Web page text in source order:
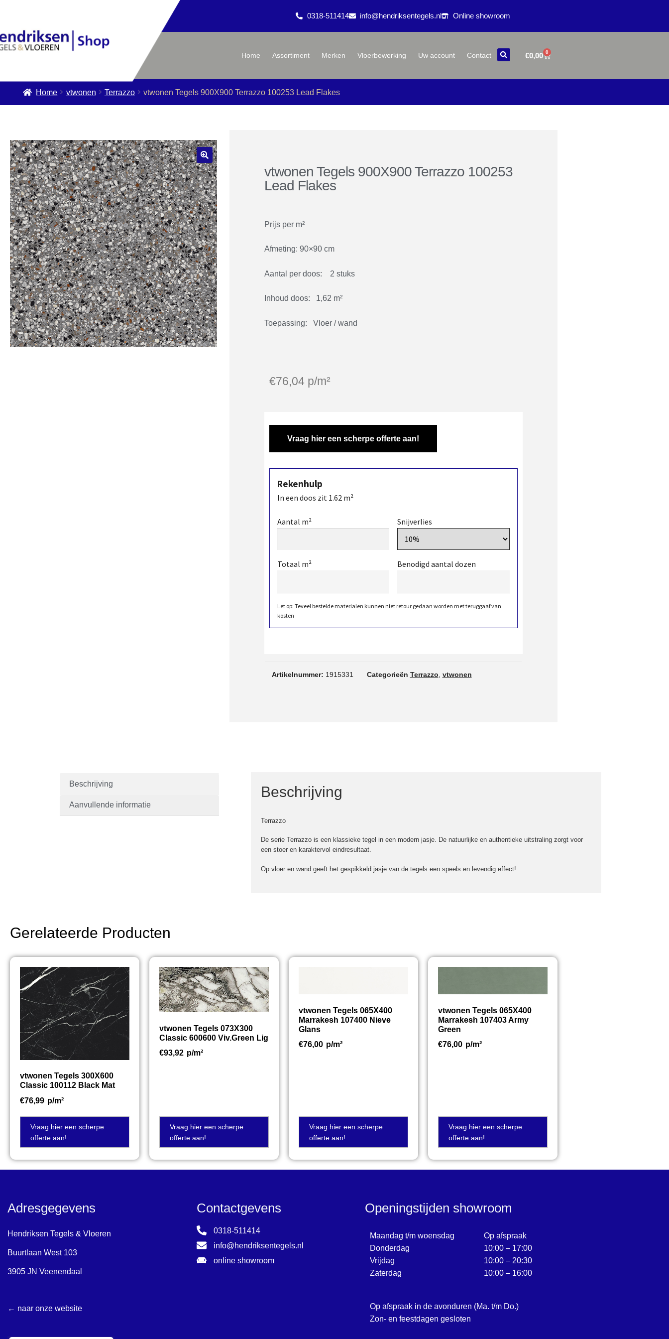
0318-511414 info@hendriksentegels.nl Online showroom
Home Assortiment Merken Vloerbewerking Uw account Contact €0,00 0
Home vtwonen Terrazzo vtwonen Tegels 900X900 Terrazzo 100253 Lead Flakes
vtwonen Tegels 900X900 Terrazzo 100253
Lead Flakes
Prijs per m²
Afmeting: 90×90 cm
Aantal per doos: 2 stuks
Inhoud doos: 1,62 m²
Toepassing: Vloer / wand
€76,04 p/m²
Vraag hier een scherpe offerte aan!
Rekenhulp
In een doos zit 1.62 m²
Aantal m² Snijverlies
Totaal m² Benodigd aantal dozen
Let op: Teveel bestelde materialen kunnen niet retour gedaan worden met teruggaaf van
kosten
Artikelnummer: 1915331 Categorieën Terrazzo vtwonen
Beschrijving
Aanvullende informatie
Beschrijving
Terrazzo
De serie Terrazzo is een klassieke tegel in een modern jasje. De natuurlijke en authentieke uitstraling zorgt voor
een stoer en karaktervol eindresultaat.
Op vloer en wand geeft het gespikkeld jasje van de tegels een speels en levendig effect!
Gerelateerde Producten
vtwonen Tegels 300X600
Classic 100112 Black Mat
€76,99 p/m²
Vraag hier een scherpe
offerte aan!
vtwonen Tegels 073X300
Classic 600600 Viv.Green Lig
€93,92 p/m²
Vraag hier een scherpe
offerte aan!
vtwonen Tegels 065X400
Marrakesh 107400 Nieve
Glans
€76,00 p/m²
Vraag hier een scherpe
offerte aan!
vtwonen Tegels 065X400
Marrakesh 107403 Army
Green
€76,00 p/m²
Vraag hier een scherpe
offerte aan!
Adresgegevens
Hendriksen Tegels & Vloeren
Buurtlaan West 103
3905 JN Veenendaal
← naar onze website
Contactgevens
0318-511414
info@hendriksentegels.nl
online showroom
Openingstijden showroom
Maandag t/m woensdag
Donderdag
Vrijdag
Zaterdag
Op afspraak
10:00 – 17:00
10:00 – 20:30
10:00 – 16:00
Op afspraak in de avonduren (Ma. t/m Do.)
Zon- en feestdagen gesloten